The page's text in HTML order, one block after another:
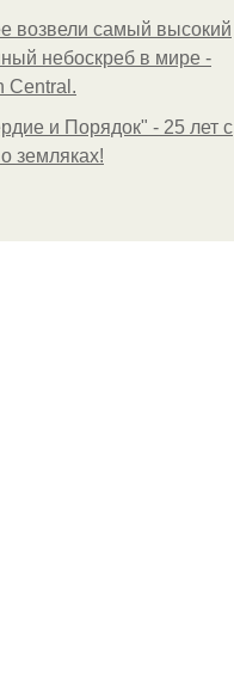
возвели самый высокий
небоскреб в мире -
Central.
и Порядок" - 25 лет с
земляках!